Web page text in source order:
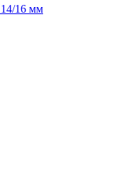
16 мм